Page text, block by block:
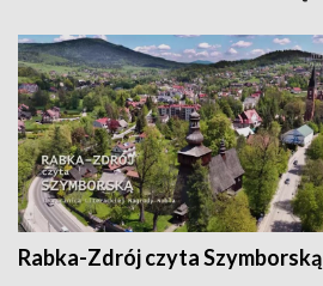
Rabka-Zdrój czyta Szymborską